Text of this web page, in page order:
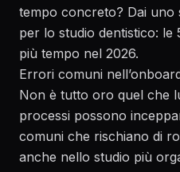
tempo concreto? Dai uno
per lo studio dentistico:
più tempo nel 2026.
Errori comuni
Non è tutto oro quel che
processi possono
comuni che rischiano di
anche nello studio più